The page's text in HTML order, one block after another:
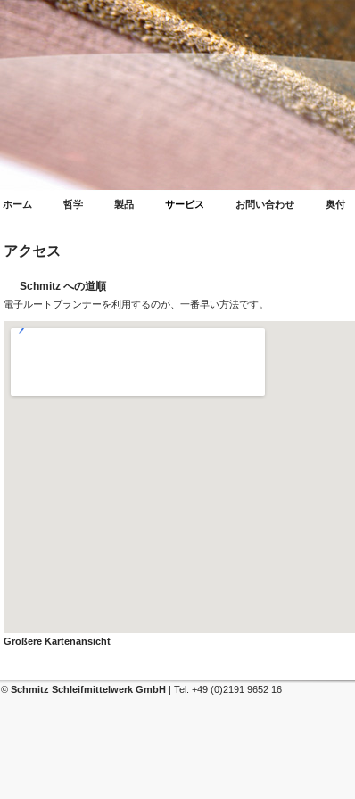
ホーム 哲学 製品 サービス お問い合わせ 奥付
アクセス
Schmitz への道順
電子ルートプランナーを利用するのが、一番早い方法です。
Größere Kartenansicht
© Schmitz Schleifmittelwerk GmbH | Tel. +49 (0)2191 9652 16